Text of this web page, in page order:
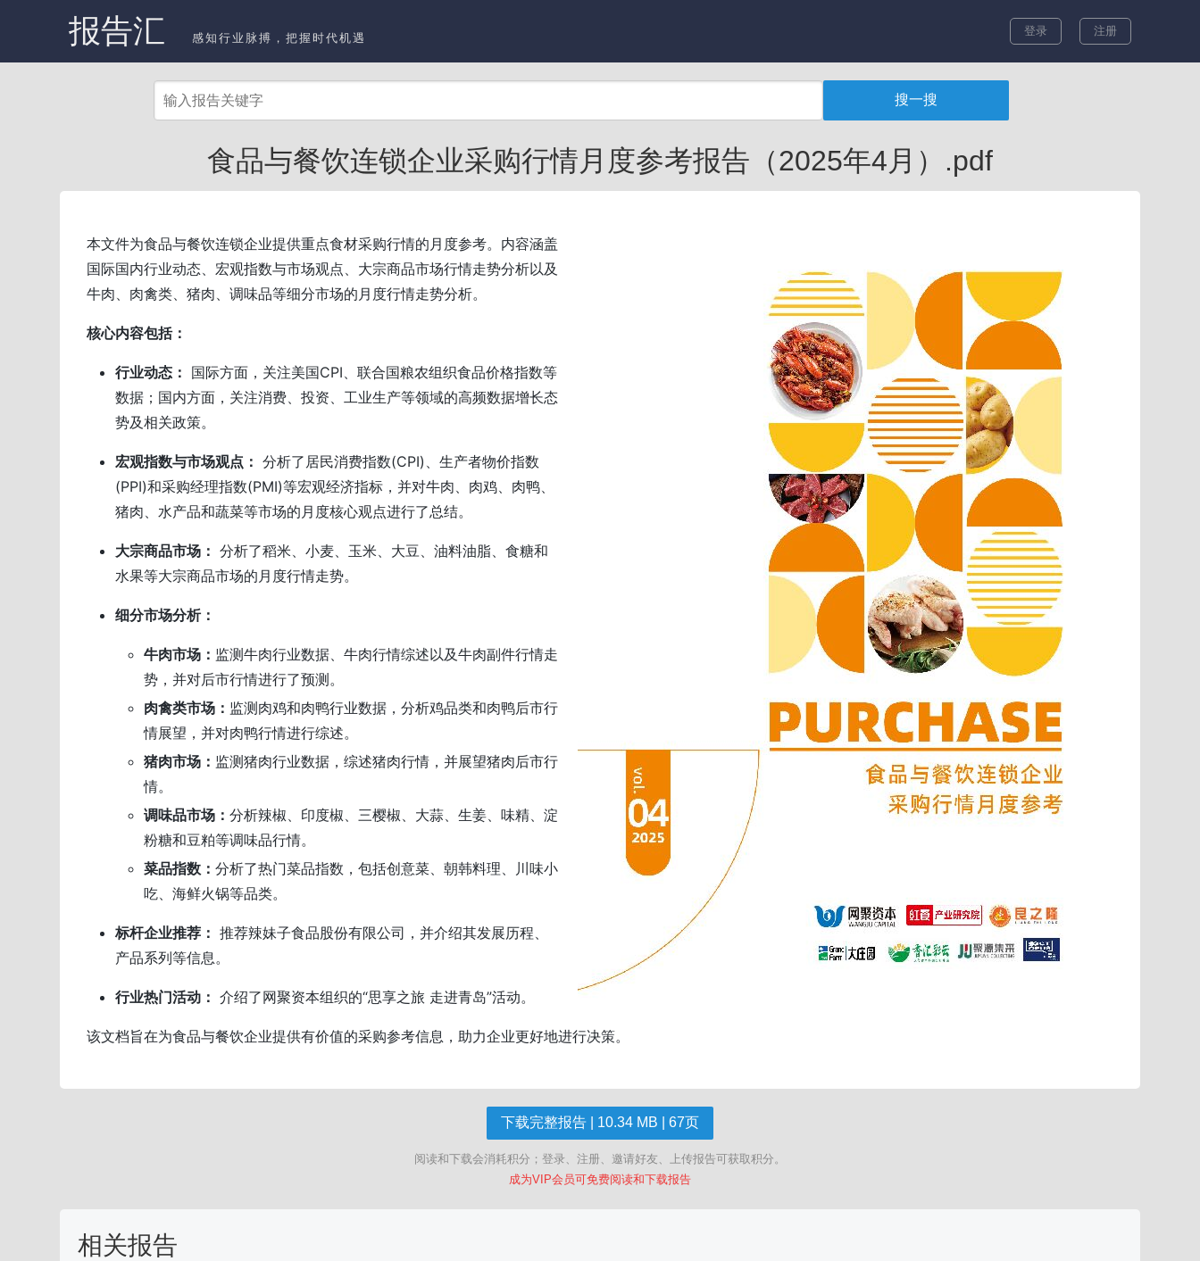
报告汇 感知行业脉搏，把握时代机遇
登录 注册
食品与餐饮连锁企业采购行情月度参考报告（2025年4月）.pdf
本文件为食品与餐饮连锁企业提供重点食材采购行情的月度参考。内容涵盖
国际国内行业动态、宏观指数与市场观点、大宗商品市场行情走势分析以及
牛肉、肉禽类、猪肉、调味品等细分市场的月度行情走势分析。
核心内容包括：
行业动态： 国际方面，关注美国CPI、联合国粮农组织食品价格指数等
数据；国内方面，关注消费、投资、工业生产等领域的高频数据增长态
势及相关政策。
宏观指数与市场观点： 分析了居民消费指数(CPI)、生产者物价指数
(PPI)和采购经理指数(PMI)等宏观经济指标，并对牛肉、肉鸡、肉鸭、
猪肉、水产品和蔬菜等市场的月度核心观点进行了总结。
大宗商品市场： 分析了稻米、小麦、玉米、大豆、油料油脂、食糖和
水果等大宗商品市场的月度行情走势。
细分市场分析：
牛肉市场： 监测牛肉行业数据、牛肉行情综述以及牛肉副件行情走
势，并对后市行情进行了预测。
肉禽类市场： 监测肉鸡和肉鸭行业数据，分析鸡品类和肉鸭后市行
情展望，并对肉鸭行情进行综述。
猪肉市场： 监测猪肉行业数据，综述猪肉行情，并展望猪肉后市行
情。
调味品市场：分析辣椒、印度椒、三樱椒、大蒜、生姜、味精、淀
粉糖和豆粕等调味品行情。
菜品指数：分析了热门菜品指数，包括创意菜、朝韩料理、川味小
吃、海鲜火锅等品类。
标杆企业推荐： 推荐辣妹子食品股份有限公司，并介绍其发展历程、
产品系列等信息。
行业热门活动： 介绍了网聚资本组织的“思享之旅 走进青岛”活动。
该文档旨在为食品与餐饮企业提供有价值的采购参考信息，助力企业更好地进行决策。
下载完整报告 | 10.34 MB | 67页
阅读和下载会消耗积分；登录、注册、邀请好友、上传报告可获取积分。
成为VIP会员可免费阅读和下载报告
相关报告